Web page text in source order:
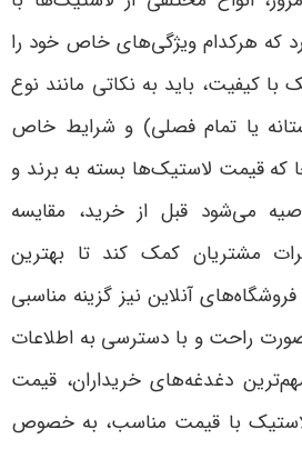
که هرکدام ویژگی‌های خاص خود را
با کیفیت، باید به نکاتی مانند نوع
یا تمام فصلی) و شرایط خاص
که قیمت لاستیک‌ها بسته به برند و
می‌شود قبل از خرید، مقایسه
مشتریان کمک کند تا بهترین
آنلاین نیز گزینه مناسبی
راحت و با دسترسی به اطلاعات
دغدغه‌های خریداران، قیمت
با قیمت مناسب، به خصوص